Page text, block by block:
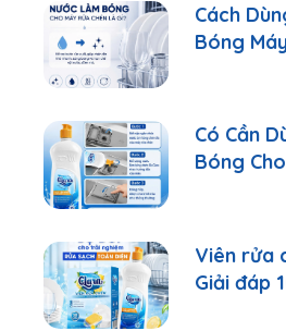
Cách
Bóng
Có Cần
Bóng
Viên rửa
Giải đáp